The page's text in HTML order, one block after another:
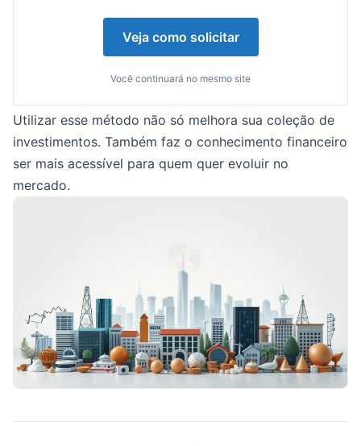
Veja como solicitar
Você continuará no mesmo site
Utilizar esse método não só melhora sua coleção de
investimentos. Também faz o conhecimento financeiro
ser mais acessível para quem quer evoluir no
mercado.